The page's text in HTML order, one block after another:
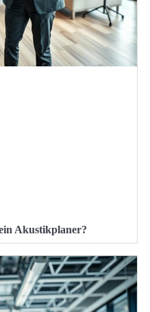
Akustikplaner?